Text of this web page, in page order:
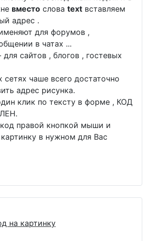
вместо слова text вставляем
адрес .
для форумов ,
в чатах ...
для сайтов , блогов , гостевых
сетях чаше всего достаточно
адрес рисунка.
клик по тексту в форме , КОД
правой кнопкой мыши и
в нужном для Вас
на картинку